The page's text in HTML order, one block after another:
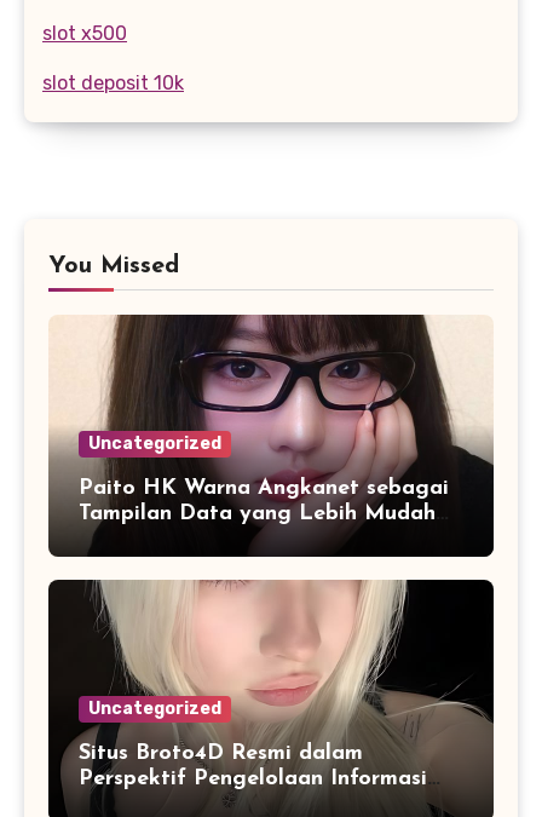
slot x500
slot deposit 10k
You Missed
Uncategorized
Paito HK Warna Angkanet sebagai
Tampilan Data yang Lebih Mudah
Dipahami dan Dianalisis
Uncategorized
Situs Broto4D Resmi dalam
Perspektif Pengelolaan Informasi
dan Penyajian Data Harian